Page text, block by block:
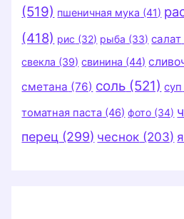
(519) пшеничная мука (41)
(418) рис (32) рыба (33) салат
свекла (39) свинина (44)
сметана (76) соль (521) суп
томатная паста (46) фото (34)
перец (299) чеснок (203)